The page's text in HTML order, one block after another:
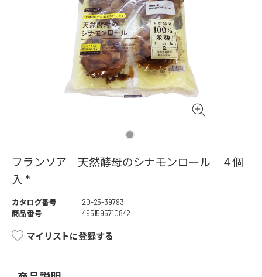
フランソア 天然酵母のシナモンロール ４個
入 *
カタログ番号
20-25-39793
商品番号
4951595710842
マイリストに登録する